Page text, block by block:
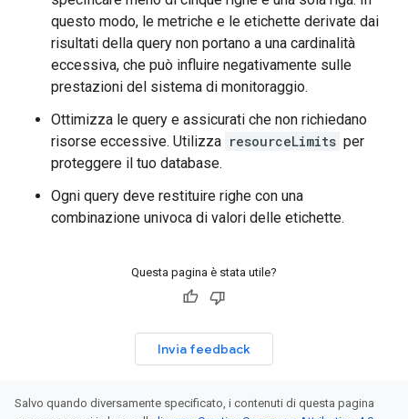
questo modo, le metriche e le etichette derivate dai
risultati della query non portano a una cardinalità
eccessiva, che può influire negativamente sulle
prestazioni del sistema di monitoraggio.
Ottimizza le query e assicurati che non richiedano
risorse eccessive. Utilizza resourceLimits per
proteggere il tuo database.
Ogni query deve restituire righe con una
combinazione univoca di valori delle etichette.
Questa pagina è stata utile?
Invia feedback
Salvo quando diversamente specificato, i contenuti di questa pagina